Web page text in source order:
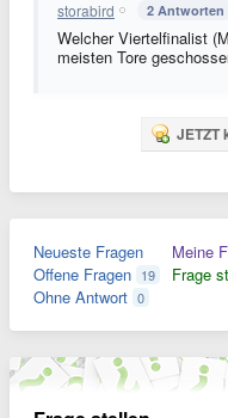
storabird 2 Antworten
Welcher Viertelfinalist
meisten Tore
JETZT
Neueste Fragen
Offene Fragen 19
Ohne Antwort 0
Meine
Frage